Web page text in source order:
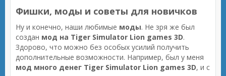
Фишки, моды и советы для новичков
Ну и конечно, наши любимые моды. Не зря же был
создан мод на Tiger Simulator Lion games 3D.
Здорово, что можно без особых усилий получить
дополнительные возможности. Например, был у меня
мод много денег Tiger Simulator Lion games 3D, и с